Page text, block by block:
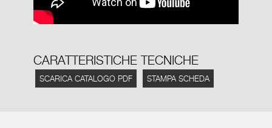
CARATTERISTICHE TECNICHE
SCARICA CATALOGO PDF STAMPA SCHEDA